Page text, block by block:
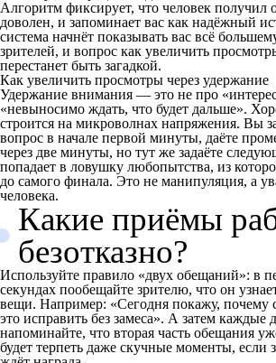
Алгоритм фиксирует, что человек получил
доволен, и запоминает вас как надёжный
система начнёт показывать вас всё
зрителей, и вопрос как увеличить
перестанет быть загадкой.
Как увеличить просмотры через удержание
Удержание внимания — это не про
«невыносимо ждать, что будет дальше».
строится на микроволнах напряжения. Вы
вопрос в начале первой минуты, даёте
через две минуты, но тут же задаёте
попадает в ловушку любопытства, из
до самого финала. Это не манипуляция, а
человека.
Какие приёмы
безотказно?
Используйте правило «двух обещаний»: в
секундах пообещайте зрителю, что он
вещи. Например: «Сегодня покажу, почему
это исправить без замеса». А затем каждые
напоминайте, что вторая часть обещания
будет терпеть даже скучные моменты, если